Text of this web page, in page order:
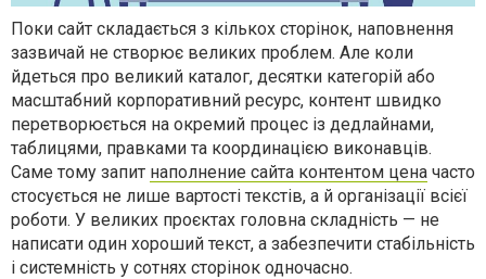
Поки сайт складається з кількох сторінок, наповнення
зазвичай не створює великих проблем. Але коли
йдеться про великий каталог, десятки категорій або
масштабний корпоративний ресурс, контент швидко
перетворюється на окремий процес із дедлайнами,
таблицями, правками та координацією виконавців.
Саме тому запит наполнение сайта контентом цена часто
стосується не лише вартості текстів, а й організації всієї
роботи. У великих проєктах головна складність — не
написати один хороший текст, а забезпечити стабільність
і системність у сотнях сторінок одночасно.